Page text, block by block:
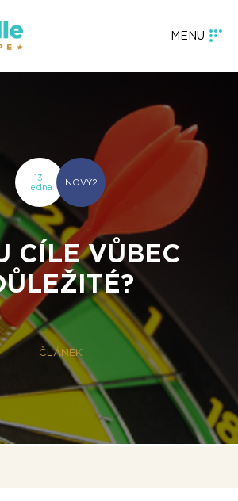
MENU
13.
ledna
NOVÝ2
CÍLE VŮBEC
ČLÁNEK